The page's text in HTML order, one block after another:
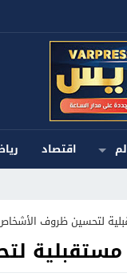
اقتصاد
لتحسين ظروف
مستقبلية